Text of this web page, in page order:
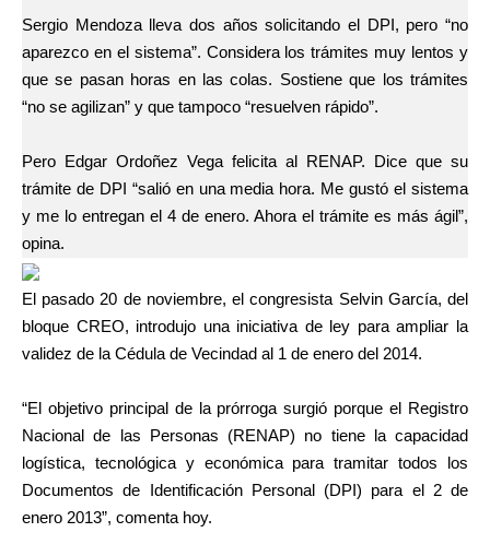
Sergio Mendoza lleva dos años solicitando el DPI, pero “no
aparezco en el sistema”. Considera los trámites muy lentos y
que se pasan horas en las colas. Sostiene que los trámites
“no se agilizan” y que tampoco “resuelven rápido”.
Pero Edgar Ordoñez Vega felicita al RENAP. Dice que su
trámite de DPI “salió en una media hora. Me gustó el sistema
y me lo entregan el 4 de enero. Ahora el trámite es más ágil”,
opina.
El pasado 20 de noviembre, el congresista Selvin García, del
bloque CREO, introdujo una iniciativa de ley para ampliar la
validez de la Cédula de Vecindad al 1 de enero del 2014.
“El objetivo principal de la prórroga surgió porque el Registro
Nacional de las Personas (RENAP) no tiene la capacidad
logística, tecnológica y económica para tramitar todos los
Documentos de Identificación Personal (DPI) para el 2 de
enero 2013”, comenta hoy.